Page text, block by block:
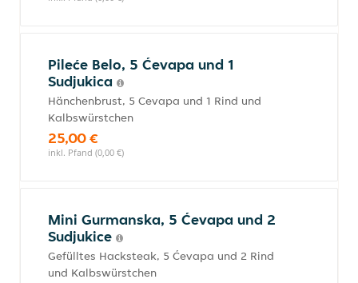
Pileće Belo, 5 Ćevapa und 1
Sudjukica
Hänchenbrust, 5 Cevapa und 1 Rind und
Kalbswürstchen
25,00 €
inkl. Pfand (0,00 €)
Mini Gurmanska, 5 Ćevapa und 2
Sudjukice
Gefülltes Hacksteak, 5 Ćevapa und 2 Rind
und Kalbswürstchen